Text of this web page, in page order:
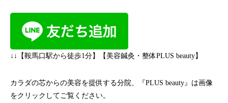
↓↓【鞍馬口駅から徒歩1分】【美容鍼灸・整体PLUS beauty】
カラダの芯からの美容を提供する分院、『PLUS beauty』は画像
をクリックしてご覧ください。